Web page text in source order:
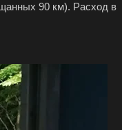
90 км). Расход в